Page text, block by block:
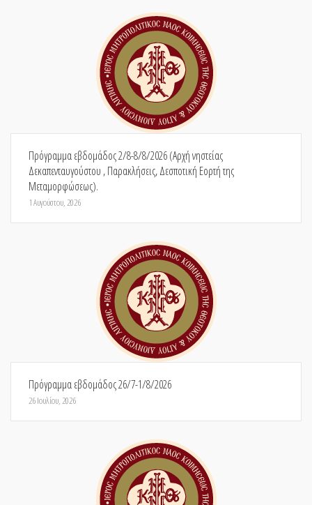
Πρόγραμμα εβδομάδος 2/8-8/8/2026 (Αρχή νηστείας
Δεκαπενταυγούστου , Παρακλήσεις, Δεσποτική Εορτή της
Μεταμορφώσεως).
1 Αυγούστου, 2026
Πρόγραμμα εβδομάδος 26/7-1/8/2026
26 Ιουλίου, 2026